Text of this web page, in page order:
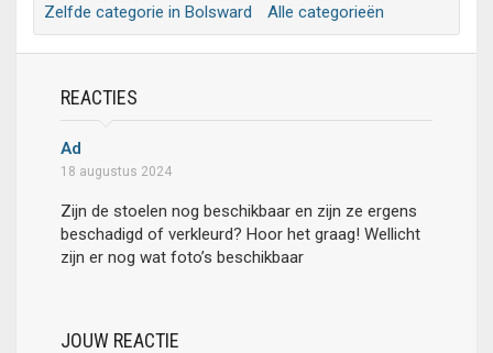
Zelfde categorie in Bolsward
Alle categorieën
REACTIES
Ad
18 augustus 2024
Zijn de stoelen nog beschikbaar en zijn ze ergens
beschadigd of verkleurd? Hoor het graag! Wellicht
zijn er nog wat foto’s beschikbaar
JOUW REACTIE